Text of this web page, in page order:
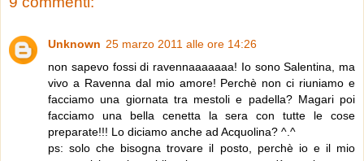
Unknown 25 marzo 2011 alle ore 14:26
non sapevo fossi di ravennaaaaaaa! Io sono Salentina, ma
vivo a Ravenna dal mio amore! Perchè non ci riuniamo e
facciamo una giornata tra mestoli e padella? Magari poi
facciamo una bella cenetta la sera con tutte le cose
preparate!!! Lo diciamo anche ad Acquolina? ^.^
ps: solo che bisogna trovare il posto, perchè io e il mio